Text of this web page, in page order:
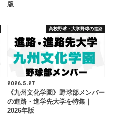
版
高校野球・大学野球の進路
2026.5.27
《九州文化学園》野球部メンバー
の進路・進学先大学を特集｜
2026年版